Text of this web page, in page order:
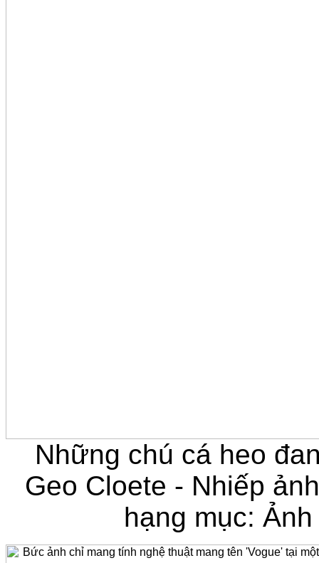
Những chú cá heo
Geo Cloete - Nhiếp
hạng mục: